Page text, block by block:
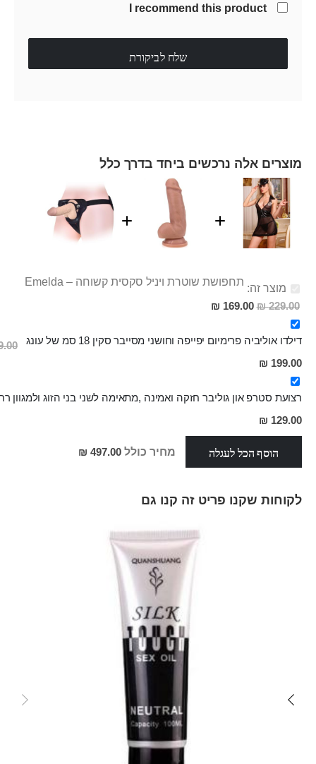
I recommend this product
שלח לביקורת
מוצרים אלה נרכשים ביחד בדרך כלל
מוצר זה:
תחפושת שוטרת ויניל סקסית קשוחה – Emelda
229.00 ₪
מחיר
169.00 ₪
דילדו אוליביה פרימיום יפייפה וחושני מסייבר סקין 18 סמ של עונג ₪
מחיר
מבצע
199.00 ₪
רצועת סטרפ און גוליבר חזקה ואמינה ,מתאימה לשני בני הזוג ולמגוון
מחיר
מבצע
129.00 ₪
הוסף הכל לעגלה מחיר כולל 497.00 ₪
לקוחות שקנו פריט זה קנו גם